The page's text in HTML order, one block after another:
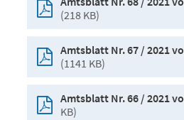
(218 KB)
Amtsblatt Nr. 67 / 2021
(1141 KB)
Amtsblatt Nr. 66 / 2021
KB)